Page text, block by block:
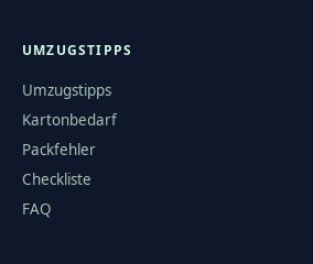
UMZUGSTIPPS
Umzugstipps
Kartonbedarf
Packfehler
Checkliste
FAQ